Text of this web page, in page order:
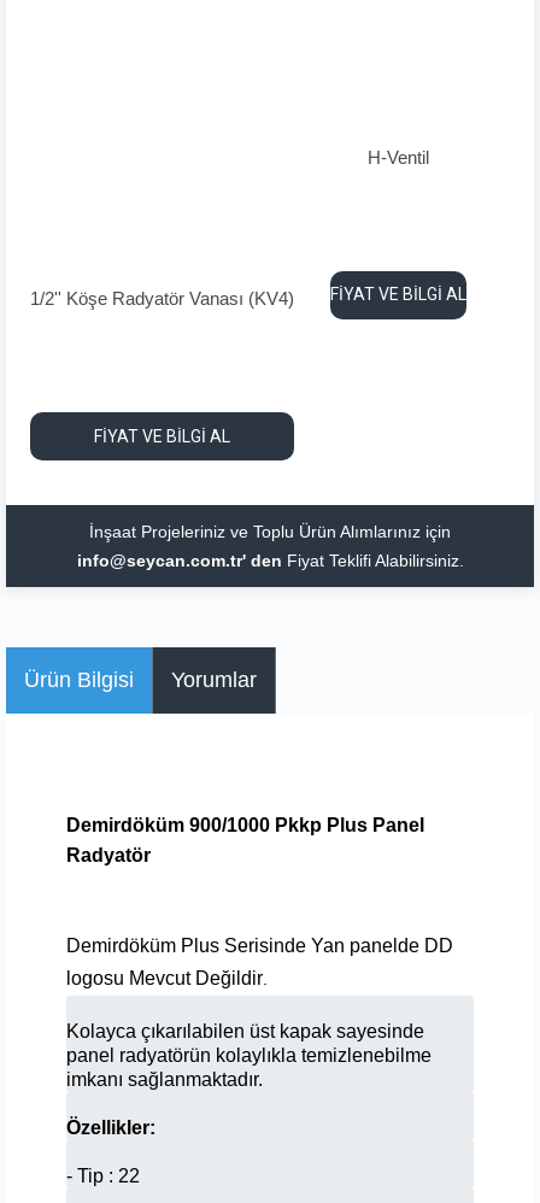
1/2'' Köşe Radyatör Vanası (KV4)
FİYAT VE BİLGİ AL
H-Ventil
FİYAT VE BİLGİ AL
İnşaat Projeleriniz ve Toplu Ürün Alımlarınız için
info@seycan.com.tr' den Fiyat Teklifi Alabilirsiniz.
Ürün Bilgisi Yorumlar
Demirdöküm 900/1000 Pkkp Plus Panel
Radyatör
Demirdöküm Plus Serisinde Yan panelde DD
logosu Mevcut Değildir.
Kolayca çıkarılabilen üst kapak sayesinde
panel radyatörün kolaylıkla temizlenebilme
imkanı sağlanmaktadır.
Özellikler:
- Tip : 22